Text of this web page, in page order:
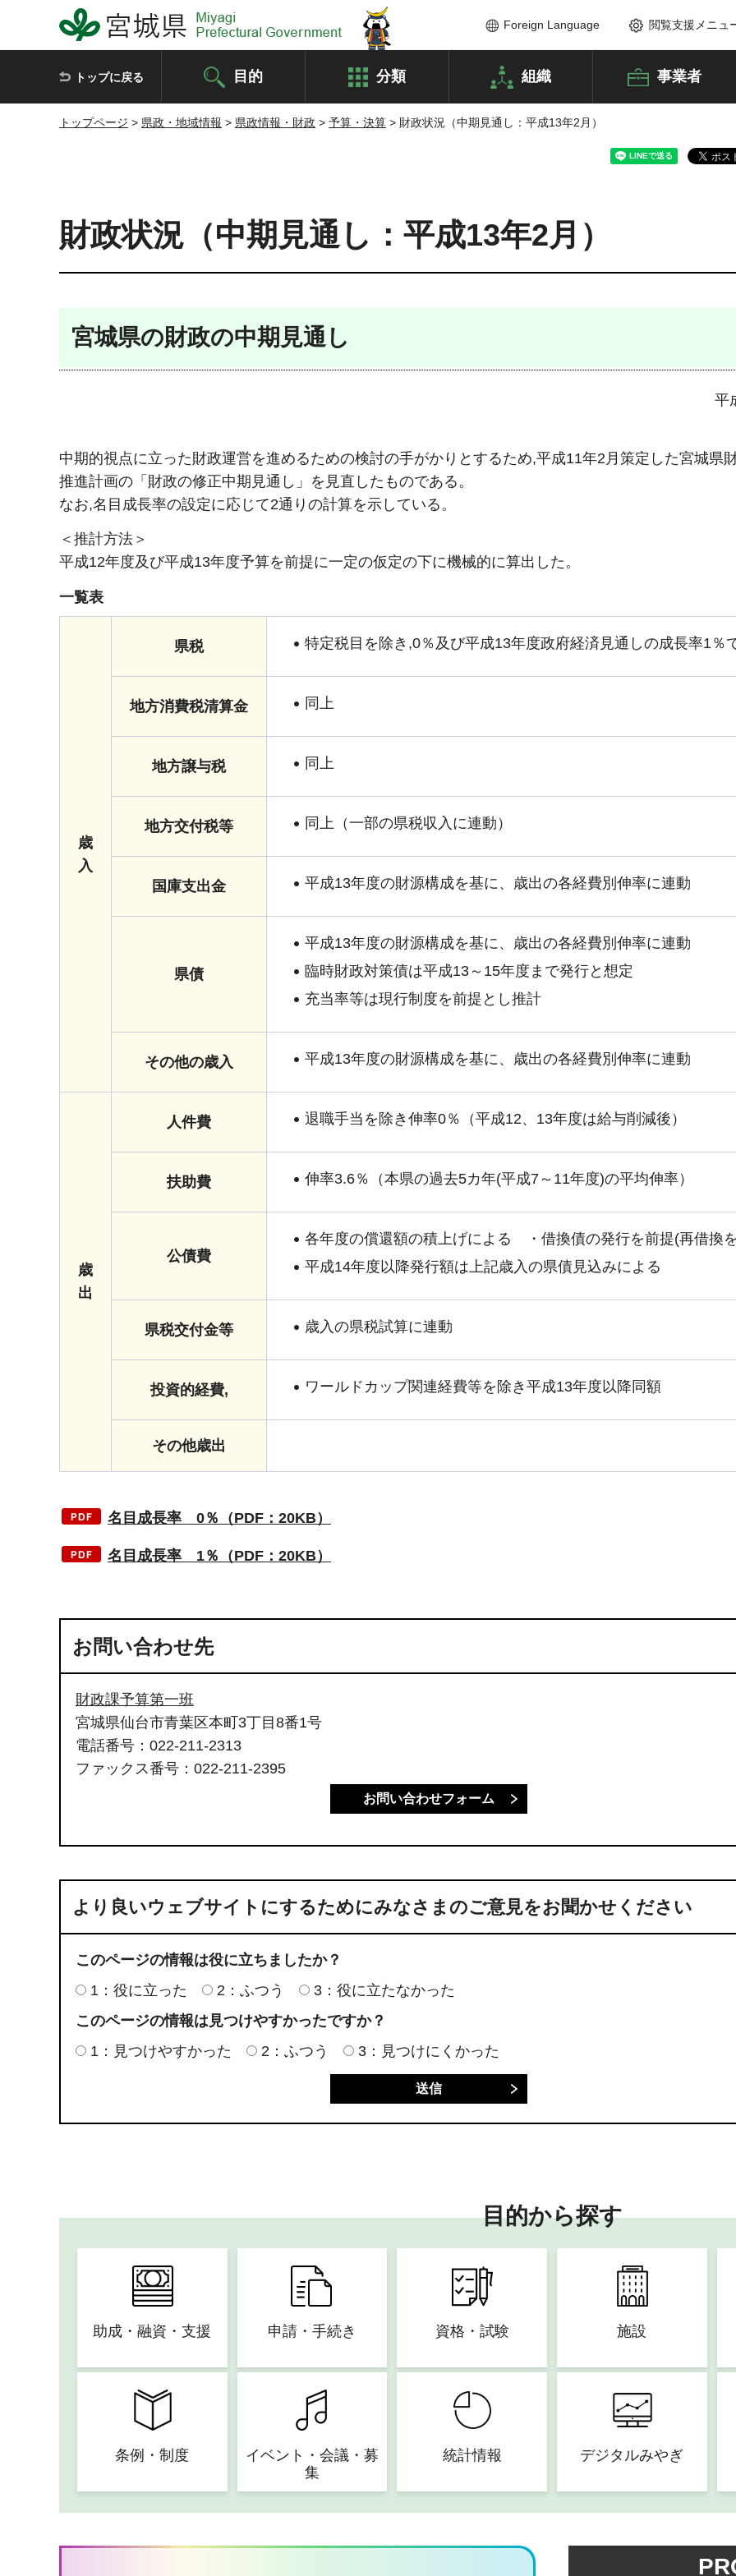
宮城県 Miyagi Prefectural Government Foreign Language 閲覧支援メニュ
トップに戻る 目的 分類 組織 事業者
トップページ > 県政・地域情報 > 県政情報・財政 > 予算・決算 > 財政状況（中期見通し：平成13年2月）
財政状況（中期見通し：平成13年2月）
宮城県の財政の中期見通し
平
中期的視点に立った財政運営を進めるための検討の手がかりとするため,平成11年2月策定した宮城県
推進計画の「財政の修正中期見通し」を見直したものである。
なお,名目成長率の設定に応じて2通りの計算を示している。
＜推計方法＞
平成12年度及び平成13年度予算を前提に一定の仮定の下に機械的に算出した。
一覧表
歳
入
県税 特定税目を除き,0％及び平成13年度政府経済見通しの成長率1％
地方消費税清算金 同上
地方譲与税 同上
地方交付税等 同上（一部の県税収入に連動）
国庫支出金 平成13年度の財源構成を基に、歳出の各経費別伸率に連動
県債
平成13年度の財源構成を基に、歳出の各経費別伸率に連動
臨時財政対策債は平成13～15年度まで発行と想定
充当率等は現行制度を前提とし推計
その他の歳入 平成13年度の財源構成を基に、歳出の各経費別伸率に連動
歳
出
人件費 退職手当を除き伸率0％（平成12、13年度は給与削減後）
扶助費 伸率3.6％（本県の過去5カ年(平成7～11年度)の平均伸率）
公債費
各年度の償還額の積上げによる ・借換債の発行を前提(再借換
平成14年度以降発行額は上記歳入の県債見込みによる
県税交付金等 歳入の県税試算に連動
投資的経費, ワールドカップ関連経費等を除き平成13年度以降同額
その他歳出
名目成長率 0％（PDF：20KB）
名目成長率 1％（PDF：20KB）
お問い合わせ先
財政課予算第一班
宮城県仙台市青葉区本町3丁目8番1号
電話番号：022-211-2313
ファックス番号：022-211-2395
より良いウェブサイトにするためにみなさまのご意見をお聞かせください
このページの情報は役に立ちましたか？
1：役に立った
2：ふつう
3：役に立たなかった
このページの情報は見つけやすかったですか？
1：見つけやすかった
2：ふつう 3：見つけにくかった
目的から探す
助成・融資・支援 申請・手続き 資格・試験 施設
条例・制度
イベント・会議・募
集
統計情報 デジタルみやぎ